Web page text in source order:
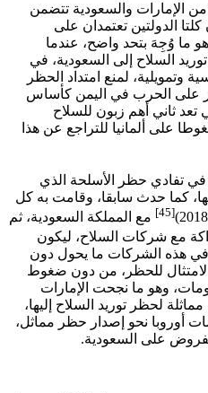
رؤى 2030 في كل من الإمارات والسعودية تتضمن
كلتا الدولتين تعتمدان على
ما وُجِهَ بتحد واضح، عندما
السلاح إلى السعودية، في
وتمويلية، لمنع امتداد الحظر
على الحرب في اليمن كأساس
تعد ثاني أهم زبون للسلاح
على ألمانيا للتراجع عن هذا
في تفادي حظر الأسلحة الذي
كما حدث سابقا، وقامت به كل
[45] مع المملكة السعودية، ثم
مع شركات السلاح، ليكون
هذه الشركات ما يحول دون
للحظر، من دون ضغوط
وهو ما نجحت الإمارات
لحظر توريد السلاح إليها،
أوروبا نحو إصدار حظر مماثل،
على السعودية.